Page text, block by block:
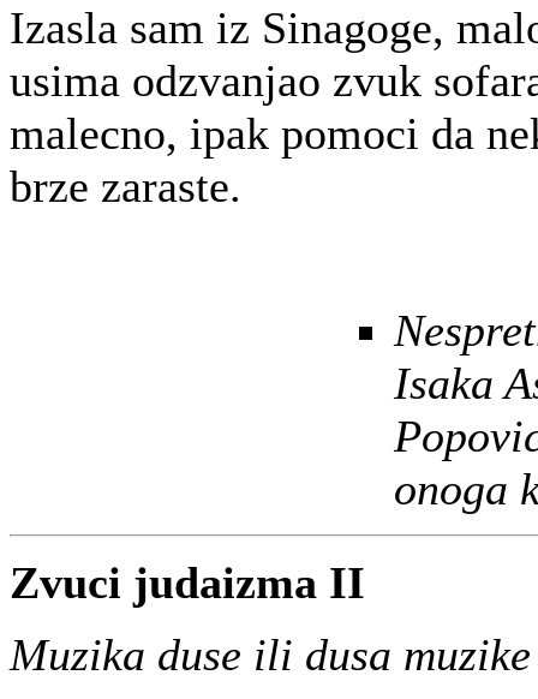
Izasla sam iz Sinagoge,
usima odzvanjao zvuk
malecno, ipak pomoci da
brze zaraste.
Isaka
onoga
Zvuci judaizma II
Muzika duse ili dusa muzike